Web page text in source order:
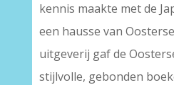
kennis maakte met de
een hausse van
uitgeverij gaf de
stijlvolle, gebonden